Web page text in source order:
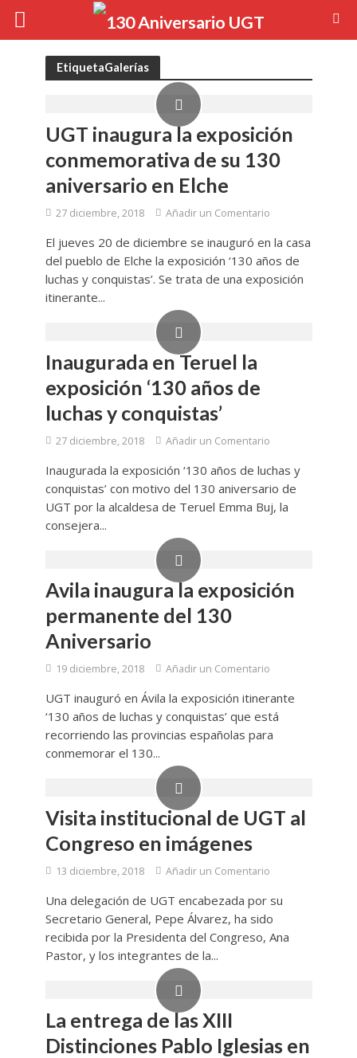
EtiquetaGalerías
UGT inaugura la exposición
conmemorativa de su 130
aniversario en Elche
27 diciembre, 2018 Añadir un Comentario
El jueves 20 de diciembre se inauguró en la casa
del pueblo de Elche la exposición ‘130 años de
luchas y conquistas’. Se trata de una exposición
itinerante...
Inaugurada en Teruel la
exposición ‘130 años de
luchas y conquistas’
27 diciembre, 2018 Añadir un Comentario
Inaugurada la exposición ‘130 años de luchas y
conquistas’ con motivo del 130 aniversario de
UGT por la alcaldesa de Teruel Emma Buj, la
consejera...
Avila inaugura la exposición
permanente del 130
Aniversario
19 diciembre, 2018 Añadir un Comentario
UGT inauguró en Ávila la exposición itinerante
‘130 años de luchas y conquistas’ que está
recorriendo las provincias españolas para
conmemorar el 130...
Visita institucional de UGT al
Congreso en imágenes
13 diciembre, 2018 Añadir un Comentario
Una delegación de UGT encabezada por su
Secretario General, Pepe Álvarez, ha sido
recibida por la Presidenta del Congreso, Ana
Pastor, y los integrantes de la...
La entrega de las XIII
Distinciones Pablo Iglesias en